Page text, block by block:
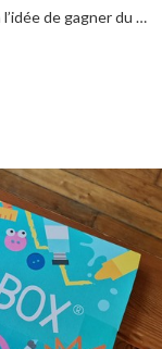
de gagner du …